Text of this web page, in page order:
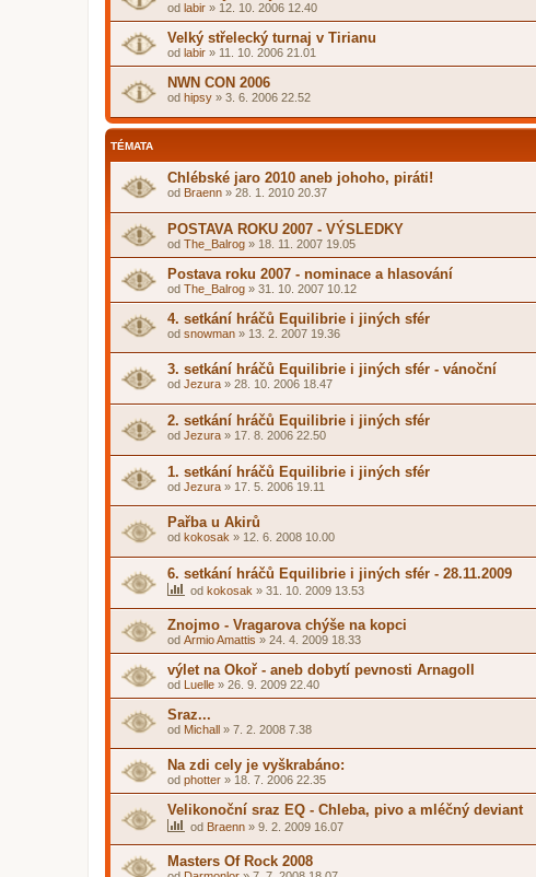
od labir » 12. 10. 2006 12.40
Velký střelecký turnaj v Tirianu
od labir » 11. 10. 2006 21.01
NWN CON 2006
od hipsy » 3. 6. 2006 22.52
TÉMATA
Chlébské jaro 2010 aneb johoho, piráti!
od Braenn » 28. 1. 2010 20.37
POSTAVA ROKU 2007 - VÝSLEDKY
od The_Balrog » 18. 11. 2007 19.05
Postava roku 2007 - nominace a hlasování
od The_Balrog » 31. 10. 2007 10.12
4. setkání hráčů Equilibrie i jiných sfér
od snowman » 13. 2. 2007 19.36
3. setkání hráčů Equilibrie i jiných sfér - vánoční
od Jezura » 28. 10. 2006 18.47
2. setkání hráčů Equilibrie i jiných sfér
od Jezura » 17. 8. 2006 22.50
1. setkání hráčů Equilibrie i jiných sfér
od Jezura » 17. 5. 2006 19.11
Pařba u Akirů
od kokosak » 12. 6. 2008 10.00
6. setkání hráčů Equilibrie i jiných sfér - 28.11.2009
od kokosak » 31. 10. 2009 13.53
Znojmo - Vragarova chýše na kopci
od Armio Amattis » 24. 4. 2009 18.33
výlet na Okoř - aneb dobytí pevnosti Arnagoll
od Luelle » 26. 9. 2009 22.40
Sraz...
od Michall » 7. 2. 2008 7.38
Na zdi cely je vyškrabáno:
od photter » 18. 7. 2006 22.35
Velikonoční sraz EQ - Chleba, pivo a mléčný deviant
od Braenn » 9. 2. 2009 16.07
Masters Of Rock 2008